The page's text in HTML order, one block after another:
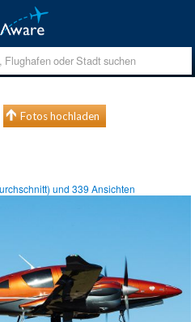
Fotos hochladen
und339 Ansichten